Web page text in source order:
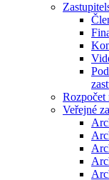
Rozpočet
Veřejné